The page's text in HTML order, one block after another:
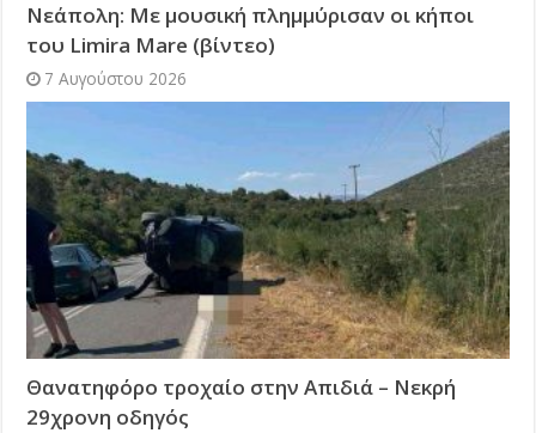
Νεάπολη: Με μουσική πλημμύρισαν οι κήποι
του Limira Mare (βίντεο)
7 Αυγούστου 2026
Θανατηφόρο τροχαίο στην Απιδιά – Νεκρή
29χρονη οδηγός